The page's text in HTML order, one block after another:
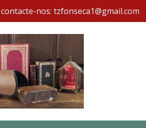
nos: tzfonseca1@gmail.com